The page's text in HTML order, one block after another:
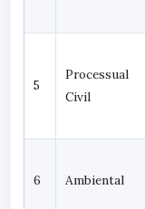
5
Processual
Civil
6 Ambiental